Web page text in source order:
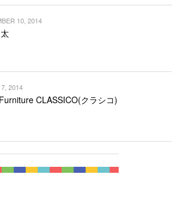
10, 2014
2014
CLASSICO(クラシコ)